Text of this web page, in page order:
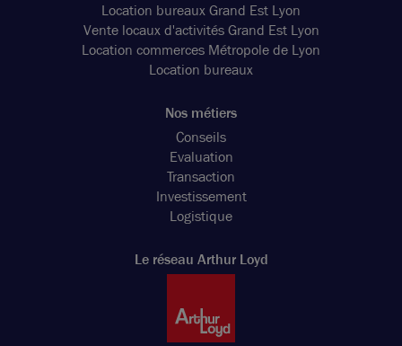
Location bureaux Grand Est Lyon
Vente locaux d'activités Grand Est Lyon
Location commerces Métropole de Lyon
Location bureaux
Nos métiers
Conseils
Evaluation
Transaction
Investissement
Logistique
Le réseau Arthur Loyd